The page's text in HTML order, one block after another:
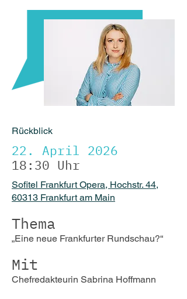
Rückblick
22. April 2026
18:30 Uhr
Sofitel Frankfurt Opera, Hochstr. 44,
60313 Frankfurt am Main
Thema
„Eine neue Frankfurter Rundschau?“
Mit
Chefredakteurin Sabrina Hoffmann